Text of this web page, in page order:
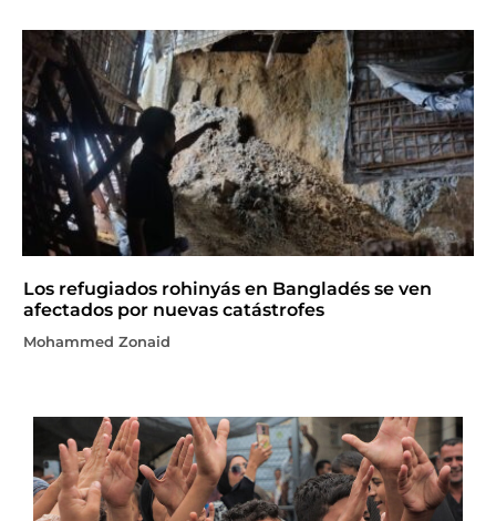
Los refugiados rohinyás en Bangladés se ven
afectados por nuevas catástrofes
Mohammed Zonaid